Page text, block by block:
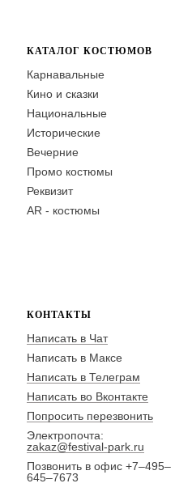
КАТАЛОГ КОСТЮМОВ
Карнавальные
Кино и сказки
Национальные
Исторические
Вечерние
Промо костюмы
Реквизит
AR - костюмы
КОНТАКТЫ
Написать в Чат
Написать в Максе
Написать в Телеграм
Написать во Вконтакте
Попросить перезвонить
Электропочта:
zakaz@festival-park.ru
Позвонить в офис +7–495–
645–7673